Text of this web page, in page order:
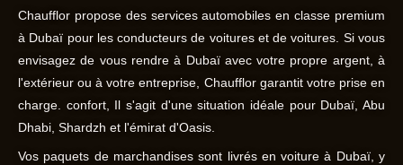
Chaufflor propose des services automobiles en classe premium
à Dubaï pour les conducteurs de voitures et de voitures. Si vous
envisagez de vous rendre à Dubaï avec votre propre argent, à
l'extérieur ou à votre entreprise, Chaufflor garantit votre prise en
charge. confort, Il s'agit d'une situation idéale pour Dubaï, Abu
Dhabi, Shardzh et l'émirat d'Oasis.
Vos paquets de marchandises sont livrés en voiture à Dubaï, y